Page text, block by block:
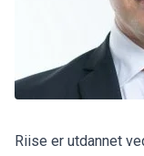
Riise er utdannet